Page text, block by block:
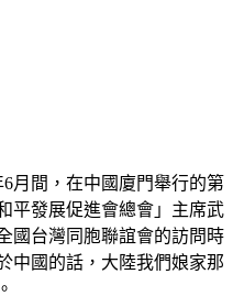
月間，在中國廈門舉行的第
平發展促進會總會」主席武
國台灣同胞聯誼會的訪問時
中國的話，大陸我們娘家那